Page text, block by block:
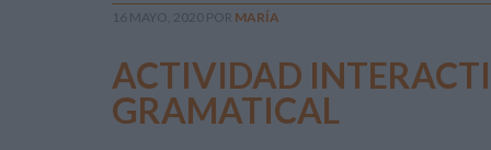
16 MAYO, 2020 POR MARÍA
ACTIVIDAD
GRAMATICAL